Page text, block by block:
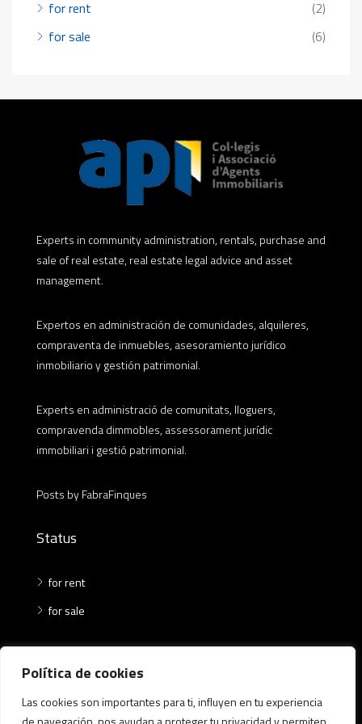
Política de cookies
Las cookies son importantes para ti, influyen en tu experiencia
for rent
(2)
for sale
(6)
Experts in community administration, rentals, purchase and
sale of real estate, real estate legal advice and asset
management.
Expertos en administración de comunidades, alquileres,
compraventa de inmuebles, asesoramiento jurídico
inmobiliario y gestión patrimonial.
Experts en administració de comunitats, lloguers,
compravenda dimmobles, assessorament jurídic
immobiliari i gestió patrimonial.
Posts by FabraFinques
Status
for rent
for sale
Ca n'Aurell